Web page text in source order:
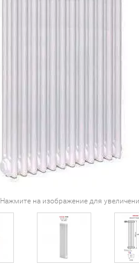
Нажмите на изображение для